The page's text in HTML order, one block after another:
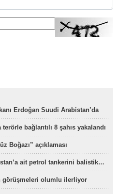
Erdoğan Suudi Arabistan’da
bağlantılı 8 şahıs yakalandı
Boğazı” açıklaması
ait petrol tankerini balistik…
görüşmeleri olumlu ilerliyor